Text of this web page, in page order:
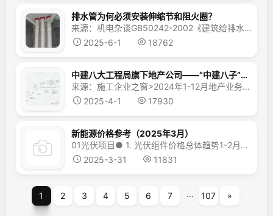
排水管为何必须安装伸缩节和阻火圈？
来源：机电杂谈GB50242-2002《建筑给排水及采暖工程施工质量验收规范》5.2.4 排水塑料管必须按设计要求及位置装设伸缩节。如设计无要求时，伸缩节间距不得大于4m。高层建筑中明设排水塑料管道应按设计要求设置阻火圈或防火套管。检验方法：观察检查。一、术语解释伸缩节：一种管道补偿装置，用于吸收塑料管因温度变化产生的热胀冷缩变形。由高...
2025-6-1
18762
中建八大工程局旗下地产公司——“中建八子”最新排名
来源：施工企业之窗>2024年1-12月地产业务情况>合约销售额：4219亿，合约销售面积： 1464万平方>1.中建三局的中建壹品，总部位于武汉，2024年销售额为506亿元，位列中国房企销售额排行榜第18位。>2.>中建八局的中建东孚>，总部位于上海，2024年销售额425.2亿元，位列中国房企销售额排行榜第22位。&...
2025-4-1
17930
新能源价格参考（2025年3月）
01光伏项目● 1. 光伏组件价格总体趋势1-2月，光伏组件产量和国内需求保持增长，发电量占比继续提高，但出口继续下滑，行业信心低位运行。受近期排产谨慎、库存降低和抢装需求刺激影响，光伏产业链价格有酝酿提升趋势，产业链个别环节（主要为电池片以及部分分布式项目光伏组件）出现小幅涨价，但集中式项目光伏组件价格总体企稳。在内供外需问题有效改善以...
2025-3-31
11831
1 2 3 4 5 6 7 ... 107 »